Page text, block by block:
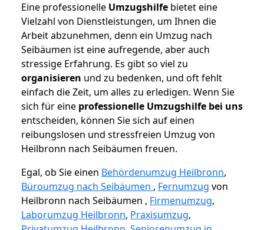
Eine professionelle Umzugshilfe bietet eine
Vielzahl von Dienstleistungen, um Ihnen die
Arbeit abzunehmen, denn ein Umzug nach
Seibäumen ist eine aufregende, aber auch
stressige Erfahrung. Es gibt so viel zu
organisieren und zu bedenken, und oft fehlt
einfach die Zeit, um alles zu erledigen. Wenn Sie
sich für eine professionelle Umzugshilfe bei uns
entscheiden, können Sie sich auf einen
reibungslosen und stressfreien Umzug von
Heilbronn nach Seibäumen freuen.
Egal, ob Sie einen Behördenumzug Heilbronn,
Büroumzug nach Seibäumen , Fernumzug von
Heilbronn nach Seibäumen , Firmenumzug,
Laborumzug Heilbronn, Praxisumzug,